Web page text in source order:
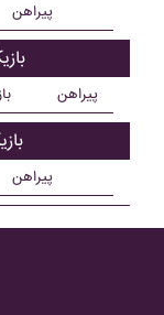
پیراهن
پیراهن
پیراهن